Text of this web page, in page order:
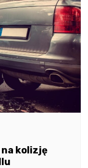
na kolizję